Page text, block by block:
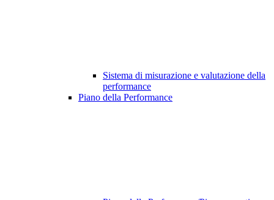
Sistema di misurazione e valutazione della
performance
Piano della Performance